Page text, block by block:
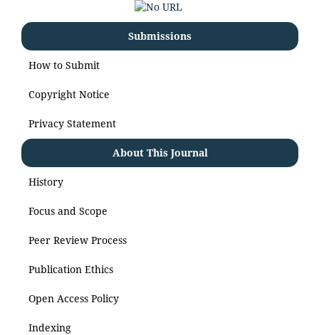
Submissions
How to Submit
Copyright Notice
Privacy Statement
About This Journal
History
Focus and Scope
Peer Review Process
Publication Ethics
Open Access Policy
Indexing